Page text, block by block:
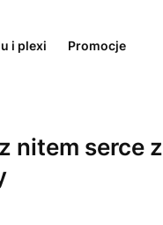
i plexi Promocje
nitem serce